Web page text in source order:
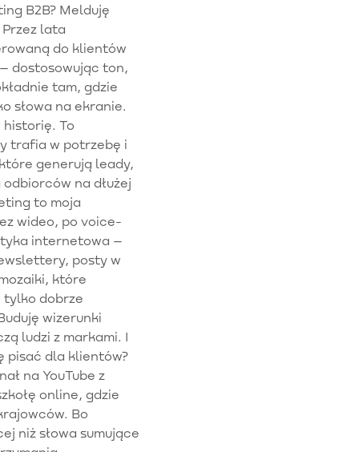
B2B? Melduję
lata
do klientów
dostosowując ton,
tam, gdzie
słowa na ekranie.
To
trafia w potrzebę i
generują leady,
na dłużej
to moja
wideo, po voice-
internetowa –
posty w
które
tylko dobrze
wizerunki
ludzi z markami. I
pisać dla klientów?
na YouTube z
online, gdzie
Bo
niż słowa sumujące